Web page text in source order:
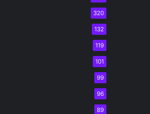
320
132
119
101
99
96
89